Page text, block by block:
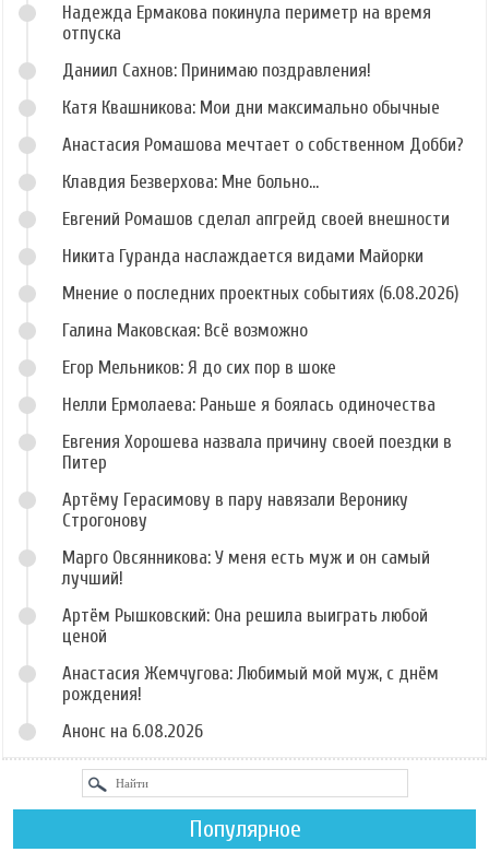
Надежда Ермакова покинула периметр на время
отпуска
Даниил Сахнов: Принимаю поздравления!
Катя Квашникова: Мои дни максимально обычные
Анастасия Ромашова мечтает о собственном Добби?
Клавдия Безверхова: Мне больно...
Евгений Ромашов сделал апгрейд своей внешности
Никита Гуранда наслаждается видами Майорки
Мнение о последних проектных событиях (6.08.2026)
Галина Маковская: Всё возможно
Егор Мельников: Я до сих пор в шоке
Нелли Ермолаева: Раньше я боялась одиночества
Евгения Хорошева назвала причину своей поездки в
Питер
Артёму Герасимову в пару навязали Веронику
Строгонову
Марго Овсянникова: У меня есть муж и он самый
лучший!
Артём Рышковский: Она решила выиграть любой
ценой
Анастасия Жемчугова: Любимый мой муж, с днём
рождения!
Анонс на 6.08.2026
Популярное